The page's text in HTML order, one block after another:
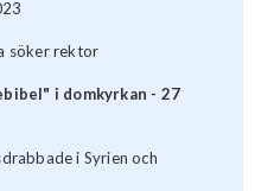
söker rektor
i domkyrkan - 27
i Syrien och